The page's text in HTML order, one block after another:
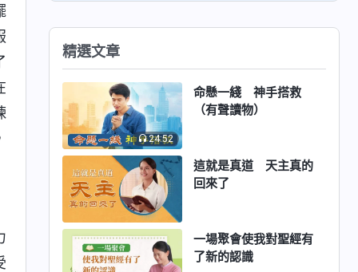
精選文章
24:52
命懸一綫 神手搭救
（有聲讀物）
這就是真道 天主真的
回來了
一場聚會使我對聖經有
了新的認識